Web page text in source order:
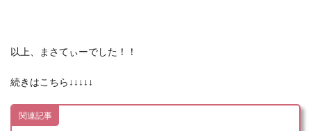
以上、まさてぃーでした！！
続きはこちら↓↓↓↓↓
関連記事